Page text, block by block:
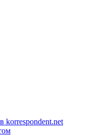
korrespondent.net